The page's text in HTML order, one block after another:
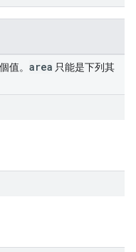
值。 area 只能是下列其